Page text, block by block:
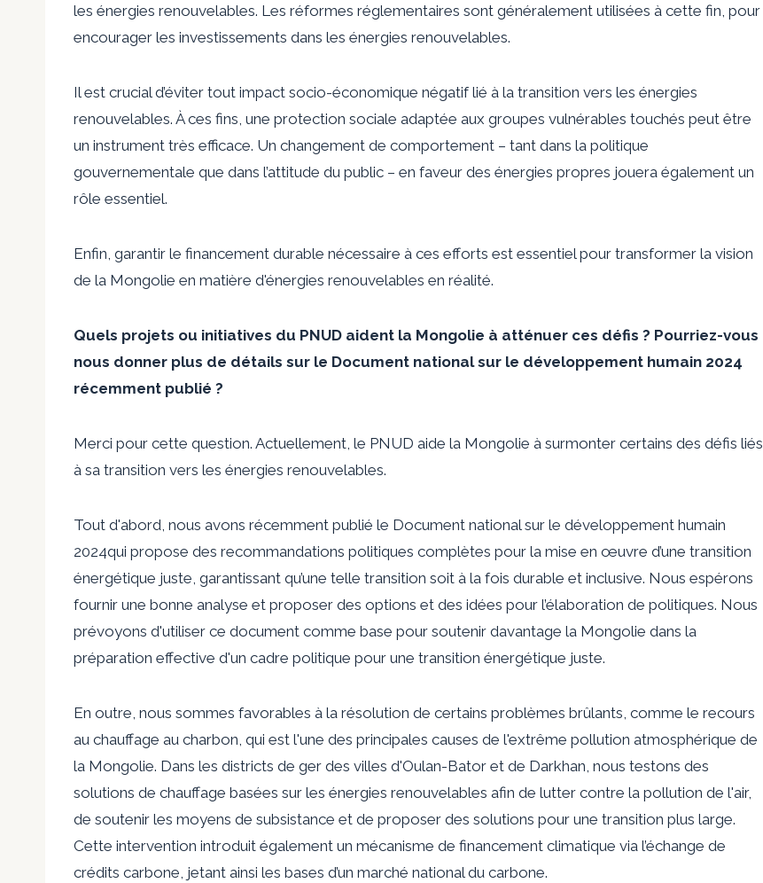
les énergies renouvelables. Les réformes réglementaires sont généralement utilisées à cette fin, pour
encourager les investissements dans les énergies renouvelables.
Il est crucial d’éviter tout impact socio-économique négatif lié à la transition vers les énergies
renouvelables. À ces fins, une protection sociale adaptée aux groupes vulnérables touchés peut être
un instrument très efficace. Un changement de comportement – ​​tant dans la politique
gouvernementale que dans l’attitude du public – en faveur des énergies propres jouera également un
rôle essentiel.
Enfin, garantir le financement durable nécessaire à ces efforts est essentiel pour transformer la vision
de la Mongolie en matière d'énergies renouvelables en réalité.
Quels projets ou initiatives du PNUD aident la Mongolie à atténuer ces défis ? Pourriez-vous
nous donner plus de détails sur le Document national sur le développement humain 2024
récemment publié ?
Merci pour cette question. Actuellement, le PNUD aide la Mongolie à surmonter certains des défis liés
à sa transition vers les énergies renouvelables.
Tout d'abord, nous avons récemment publié le Document national sur le développement humain
2024qui propose des recommandations politiques complètes pour la mise en œuvre d’une transition
énergétique juste, garantissant qu’une telle transition soit à la fois durable et inclusive. Nous espérons
fournir une bonne analyse et proposer des options et des idées pour l’élaboration de politiques. Nous
prévoyons d'utiliser ce document comme base pour soutenir davantage la Mongolie dans la
préparation effective d'un cadre politique pour une transition énergétique juste.
En outre, nous sommes favorables à la résolution de certains problèmes brûlants, comme le recours
au chauffage au charbon, qui est l'une des principales causes de l'extrême pollution atmosphérique de
la Mongolie. Dans les districts de ger des villes d'Oulan-Bator et de Darkhan, nous testons des
solutions de chauffage basées sur les énergies renouvelables afin de lutter contre la pollution de l'air,
de soutenir les moyens de subsistance et de proposer des solutions pour une transition plus large.
Cette intervention introduit également un mécanisme de financement climatique via l’échange de
crédits carbone, jetant ainsi les bases d’un marché national du carbone.